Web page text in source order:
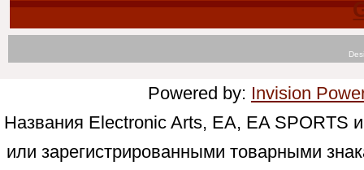
Powered by: Invision
Названия Electronic Arts, EA, EA SPORTS
или зарегистрированными товарными